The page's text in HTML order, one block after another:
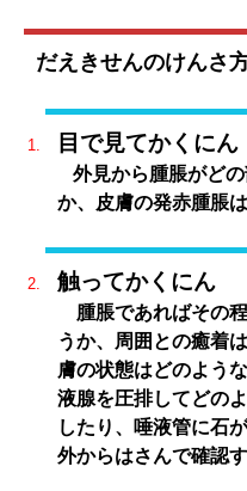
だえきせんのけんさ
目で見てかくにん
外見から腫脹がど
か、皮膚の発赤腫脹
触ってかくにん
腫脹であればその
うか、周囲との癒着
膚の状態はどのよう
液腺を圧排してどの
したり、唾液管に石
外からはさんで確認